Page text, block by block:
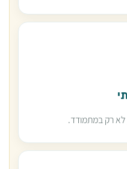
לא רק במתמודד.